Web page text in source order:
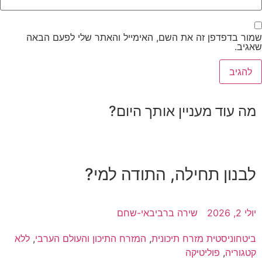
בדפדפן זה את השם, האימייל והאתר שלי לפעם הבאה
מה עוד מעניין אותך היום?
לבנון תחילה, התודה למי?
יולי 2, 2026 שירה ברביבאי-שחם
ביטחוניסטית מזרח תיכונית,המזרח התיכון והעולם הערבי,ללא
קטגוריה,פוליטיקה